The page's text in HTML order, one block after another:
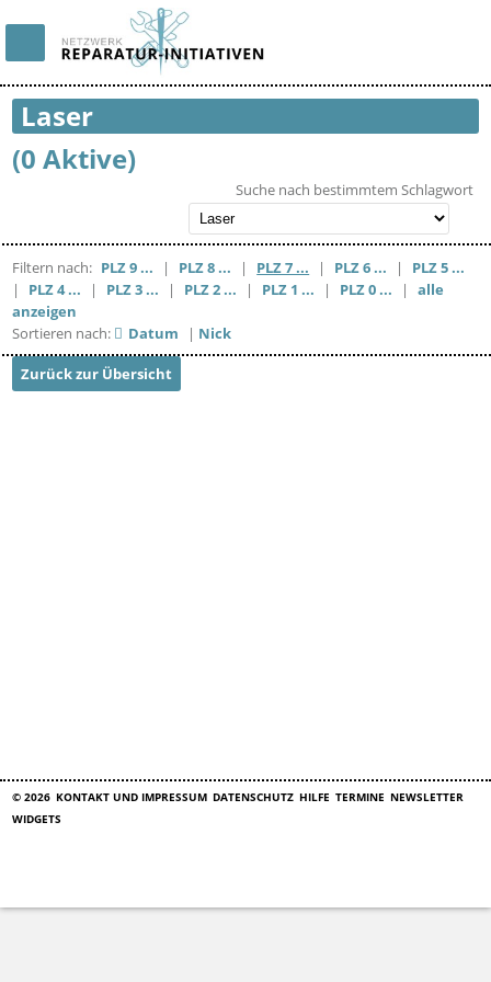
Laser
(0 Aktive)
Suche nach bestimmtem Schlagwort
Filtern nach: PLZ 9 ... | PLZ 8 ... | PLZ 7 ... | PLZ 6 ... |
PLZ 5 ...
|
PLZ 4 ... | PLZ 3 ... | PLZ 2 ... | PLZ 1 ... | PLZ 0 ... |
alle
anzeigen
Sortieren nach:
Datum | Nick
Zurück zur Übersicht
© 2026 KONTAKT UND IMPRESSUM DATENSCHUTZ HILFE TERMINE NEWSLETTER
WIDGETS